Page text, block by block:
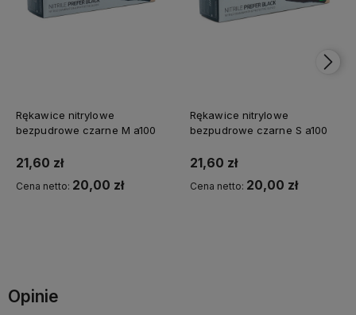
Rękawice nitrylowe
bezpudrowe czarne M a100
21,60 zł
Cena netto: 20,00 zł
Rękawice nitrylowe
bezpudrowe czarne S a100
21,60 zł
Cena netto: 20,00 zł
Opinie